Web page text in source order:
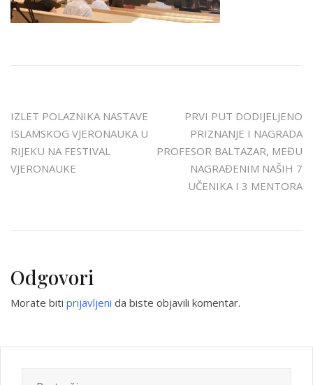
Navigacija
objava
IZLET POLAZNIKA NASTAVE
ISLAMSKOG VJERONAUKA U
RIJEKU NA FESTIVAL
VJERONAUKE
PRVI PUT DODIJELJENO
PRIZNANJE I NAGRADA
PROFESOR BALTAZAR, MEĐU
NAGRAĐENIM NAŠIH 7
UČENIKA I 3 MENTORA
Odgovori
Morate biti prijavljeni da biste objavili komentar.